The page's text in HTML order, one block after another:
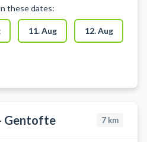
ved at
Clubs
valby
these dates:
11. Aug 12. Aug
Gentofte 7 km